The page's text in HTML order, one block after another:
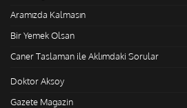
Aramızda Kalmasın
Bir Yemek Olsan
Caner Taslaman ile Aklımdaki Sorular
Doktor Aksoy
Gazete Magazin